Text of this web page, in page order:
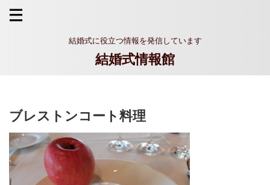
結婚式に役立つ情報を発信しています
結婚式情報館
ブレストンコート料理